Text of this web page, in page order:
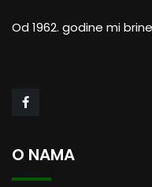
Od 1962. godine mi
O NAMA